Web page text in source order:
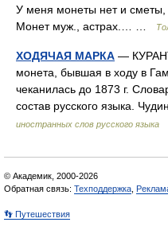
У меня монеты нет и сметы,
Монет муж., астрах.… …
ХОДЯЧАЯ МАРКА —
монета, бывшая в ходу в
чеканилась до 1873 г.
состав русского языка.
иностранных слов русского языка
© Академик, 2000-2026
Обратная связь: Техподдержка
👣 Путешествия